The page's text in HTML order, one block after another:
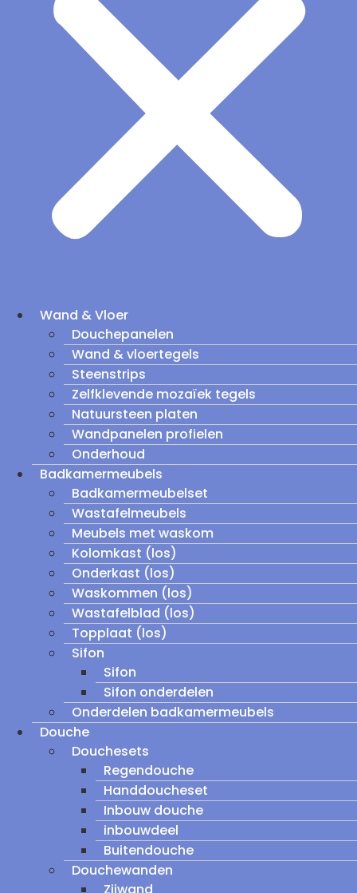
Wand & Vloer
Douchepanelen
Wand & vloertegels
Steenstrips
Zelfklevende mozaïek tegels
Natuursteen platen
Wandpanelen profielen
Onderhoud
Badkamermeubels
Badkamermeubelset
Wastafelmeubels
Meubels met waskom
Kolomkast (los)
Onderkast (los)
Waskommen (los)
Wastafelblad (los)
Topplaat (los)
Sifon
Sifon
Sifon onderdelen
Onderdelen badkamermeubels
Douche
Douchesets
Regendouche
Handdoucheset
Inbouw douche
inbouwdeel
Buitendouche
Douchewanden
Zijwand